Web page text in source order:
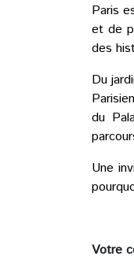
Paris
et de
des
Du
du
Une
Votre